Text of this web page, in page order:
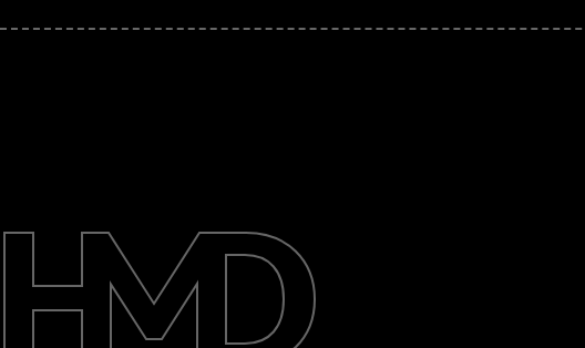
Asistență
Romania